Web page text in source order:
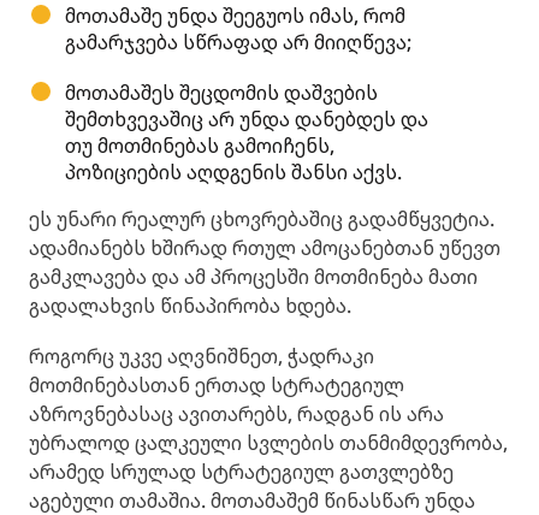
მოთამაშე უნდა შეეგუოს იმას, რომ
გამარჯვება სწრაფად არ მიიღწევა;
მოთამაშეს შეცდომის დაშვების
შემთხვევაშიც არ უნდა დანებდეს და
თუ მოთმინებას გამოიჩენს,
პოზიციების აღდგენის შანსი აქვს.
ეს უნარი რეალურ ცხოვრებაშიც გადამწყვეტია.
ადამიანებს ხშირად რთულ ამოცანებთან უწევთ
გამკლავება და ამ პროცესში მოთმინება მათი
გადალახვის წინაპირობა ხდება.
როგორც უკვე აღვნიშნეთ, ჭადრაკი
მოთმინებასთან ერთად სტრატეგიულ
აზროვნებასაც ავითარებს, რადგან ის არა
უბრალოდ ცალკეული სვლების თანმიმდევრობა,
არამედ სრულად სტრატეგიულ გათვლებზე
აგებული თამაშია. მოთამაშემ წინასწარ უნდა